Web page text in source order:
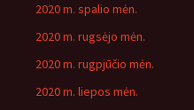
2020 m. spalio mėn.
2020 m. rugsėjo mėn.
2020 m. rugpjūčio mėn.
2020 m. liepos mėn.